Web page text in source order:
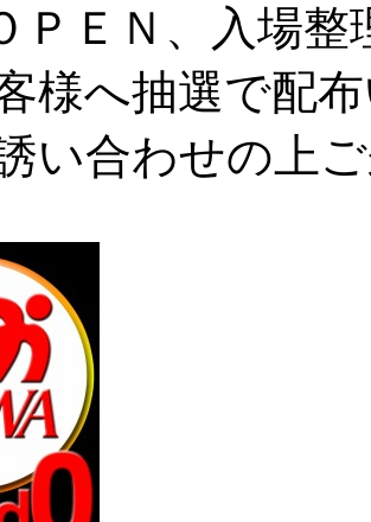
ＰＥＮ、入場
様へ抽選で配
い合わせの上